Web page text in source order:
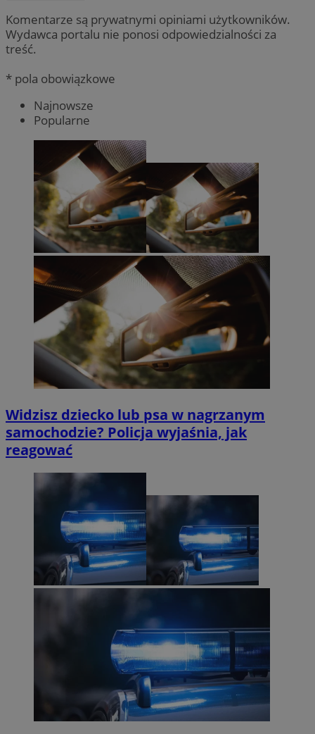
Komentarze są prywatnymi opiniami użytkowników.
Wydawca portalu nie ponosi odpowiedzialności za
treść.
* pola obowiązkowe
Najnowsze
Popularne
Widzisz dziecko lub psa w nagrzanym
samochodzie? Policja wyjaśnia, jak
reagować